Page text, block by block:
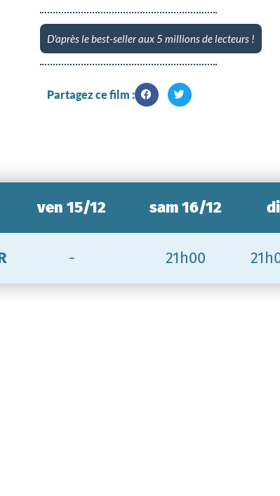
D'après le best-seller aux 5 millions de lecteurs !
Partagez ce film :
ven 15/12
-
sam 16/12
21h00